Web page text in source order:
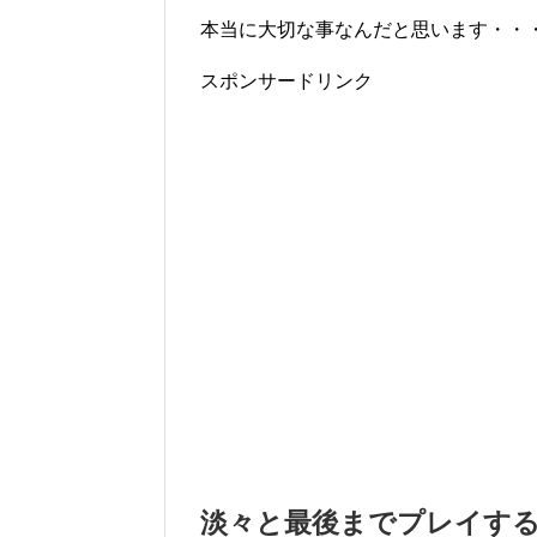
本当に大切な事なんだと思います・・・
スポンサードリンク
淡々と最後までプレイす